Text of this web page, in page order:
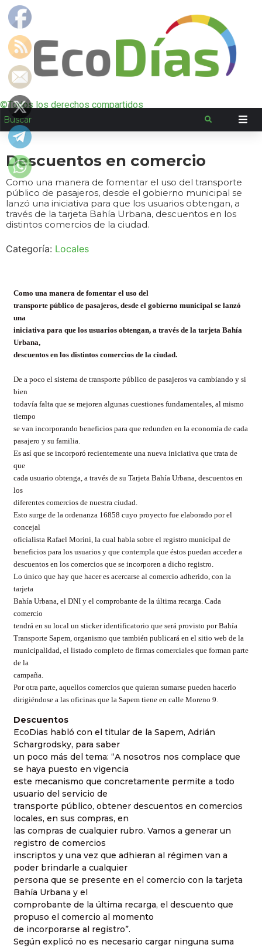
©Todos los derechos compartidos
Descuentos en comercio
Como una manera de fomentar el uso del transporte
público de pasajeros, desde el gobierno municipal se
lanzó una iniciativa para que los usuarios obtengan, a
través de la tarjeta Bahía Urbana, descuentos en los
distintos comercios de la ciudad.
Categoría: Locales
Como una manera de fomentar el uso del
transporte público de pasajeros, desde el gobierno municipal se lanzó
una
iniciativa para que los usuarios obtengan, a través de la tarjeta Bahía
Urbana,
descuentos en los distintos comercios de la ciudad.
De a poco el sistema de transporte público de pasajeros va cambiando y si
bien
todavía falta que se mejoren algunas cuestiones fundamentales, al mismo
tiempo
se van incorporando beneficios para que redunden en la economía de cada
pasajero y su familia.
Es así que se incorporó recientemente una nueva iniciativa que trata de
que
cada usuario obtenga, a través de su Tarjeta Bahía Urbana, descuentos en
los
diferentes comercios de nuestra ciudad.
Esto surge de la ordenanza 16858 cuyo proyecto fue elaborado por el
concejal
oficialista Rafael Morini, la cual habla sobre el registro municipal de
beneficios para los usuarios y que contempla que éstos puedan acceder a
descuentos en los comercios que se incorporen a dicho registro.
Lo único que hay que hacer es acercarse al comercio adherido, con la
tarjeta
Bahía Urbana, el DNI y el comprobante de la última recarga. Cada
comercio
tendrá en su local un sticker identificatorio que será provisto por Bahía
Transporte Sapem, organismo que también publicará en el sitio web de la
municipalidad, el listado completo de firmas comerciales que forman parte
de la
campaña.
Por otra parte, aquellos comercios que quieran sumarse pueden hacerlo
dirigiéndose a las oficinas que la Sapem tiene en calle Moreno 9.
Descuentos
EcoDias habló con el titular de la Sapem, Adrián
Schargrodsky, para saber
un poco más del tema: “A nosotros nos complace que
se haya puesto en vigencia
este mecanismo que concretamente permite a todo
usuario del servicio de
transporte público, obtener descuentos en comercios
locales, en sus compras, en
las compras de cualquier rubro. Vamos a generar un
registro de comercios
inscriptos y una vez que adhieran al régimen van a
poder brindarle a cualquier
persona que se presente en el comercio con la tarjeta
Bahía Urbana y el
comprobante de la última recarga, el descuento que
propuso el comercio al momento
de incorporarse al registro”.
Según explicó no es necesario cargar ninguna suma